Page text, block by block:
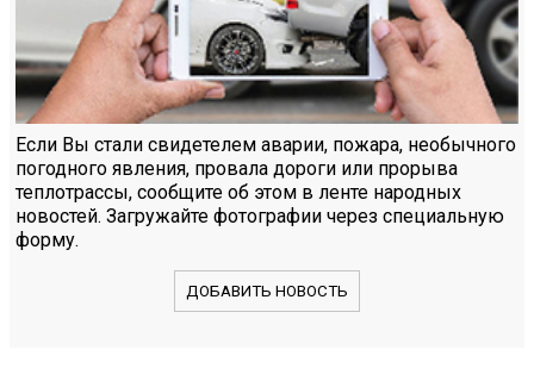
Если Вы стали свидетелем аварии, пожара, необычного
погодного явления, провала дороги или прорыва
теплотрассы, сообщите об этом в ленте народных
новостей. Загружайте фотографии через специальную
форму.
ДОБАВИТЬ НОВОСТЬ